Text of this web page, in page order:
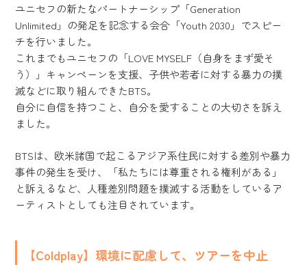
ユニセフの新たなパートナーシップ「Generation
Unlimited」の発足を記念する会合「Youth 2030」でスピー
チを行いました。
これまでもユニセフの「LOVE MYSELF（自身をまず愛そ
う）」キャンペーンを支援、子供や若者に対する暴力の撲
滅などに取り組んできたBTS。
自分に自信を持つこと、自分を愛することの大切さを訴え
ました。
BTSは、欧米諸国で起こるアジア系住民に対する差別や暴力
事件の発生を受け、「私たちには尊重される権利がある」
と訴えるなど、人種差別問題を撲滅する活動をしているア
ーティストとしても注目されています。
【Coldplay】環境に配慮して、ツアーを中止